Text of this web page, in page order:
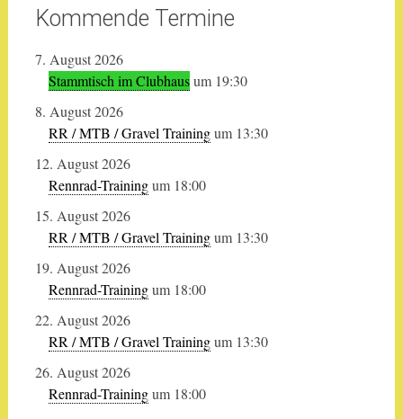
Kommende Termine
7. August 2026
Stammtisch im Clubhausum 19:30
8. August 2026
RR / MTB / Gravel Trainingum 13:30
12. August 2026
Rennrad-Trainingum 18:00
15. August 2026
RR / MTB / Gravel Trainingum 13:30
19. August 2026
Rennrad-Trainingum 18:00
22. August 2026
RR / MTB / Gravel Trainingum 13:30
26. August 2026
Rennrad-Trainingum 18:00